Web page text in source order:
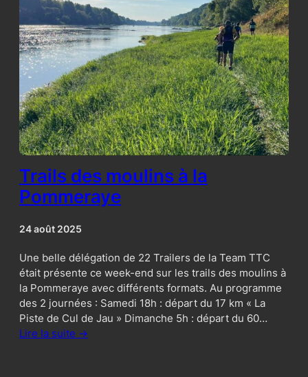
Trails des moulins à la
Pommeraye
24 août 2025
Une belle délégation de 22 Trailers de la Team TTC
était présente ce week-end sur les trails des moulins à
la Pommeraye avec différents formats. Au programme
des 2 journées : Samedi 18h : départ du 17 km « La
Piste de Cul de Jau » Dimanche 5h : départ du 60…
Lire la suite ->